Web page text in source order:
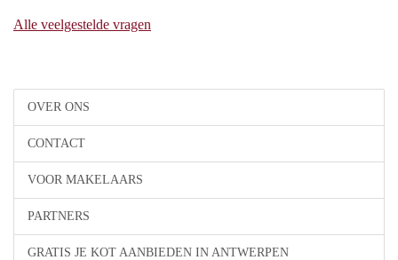
OVER ONS
CONTACT
VOOR MAKELAARS
PARTNERS
GRATIS JE KOT AANBIEDEN IN ANTWERPEN
Alle veelgestelde vragen